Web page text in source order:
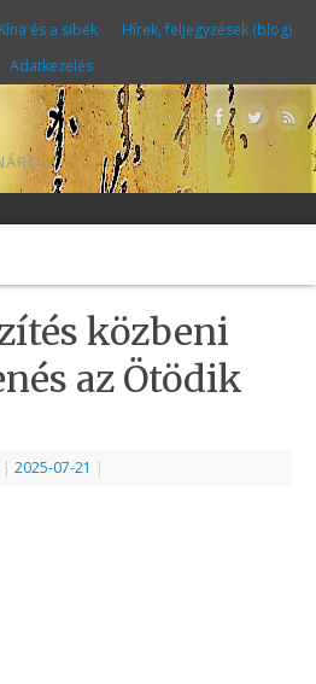
Kína és a sibék
Hírek, feljegyzések (blog)
Adatkezelés
közbeni
az Ötödik
| 2025-07-21 |